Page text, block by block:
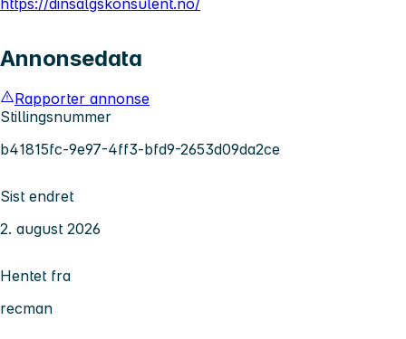
Annonsedata
Rapporter annonse
Stillingsnummer
b41815fc-9e97-4ff3-bfd9-2653d09da2ce
Sist endret
2. august 2026
Hentet fra
recman